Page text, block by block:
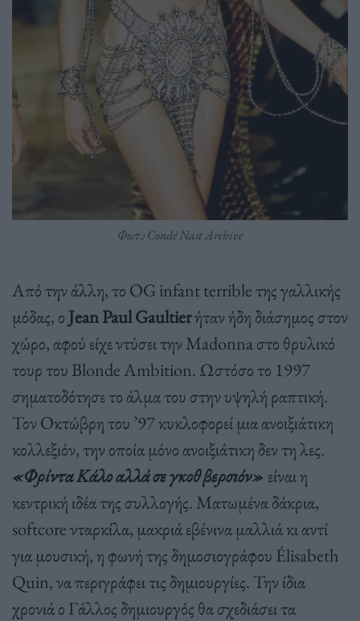
Φωτ.: Condé Nast Archive
Από την άλλη, το OG infant terrible της γαλλικής
μόδας, ο Jean Paul Gaultierήταν ήδη διάσημος στον
χώρο, αφού είχε ντύσει την Madonna στο θρυλικό
τουρ του Blonde Ambition. Ωστόσο το 1997
σηματοδότησε το άλμα του στην υψηλή ραπτική.
Τον Οκτώβρη του ’97 κυκλοφορεί μια ανοιξιάτικη
κολλεξιόν, την οποία μόνο ανοιξιάτικη δεν τη λες.
«Φρίντα Κάλο αλλά σε γκοθ βερσιόν» είναι η
κεντρική ιδέα της συλλογής. Ματωμένα δάκρια,
softcore νταρκίλα, μακριά εβένινα μαλλιά κι αντί
για μουσική, η φωνή της δημοσιογράφου Élisabeth
Quin, να περιγράφει τις δημιουργίες. Την ίδια
χρονιά ο Γάλλος δημιουργός θα σχεδιάσει τα